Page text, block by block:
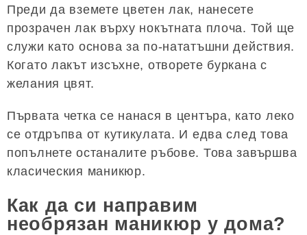
Преди да вземете цветен лак, нанесете
прозрачен лак върху нокътната плоча. Той ще
служи като основа за по-нататъшни действия.
Когато лакът изсъхне, отворете буркана с
желания цвят.
Първата четка се нанася в центъра, като леко
се отдръпва от кутикулата. И едва след това
попълнете останалите ръбове. Това завършва
класическия маникюр.
Как да си направим
необрязан маникюр у дома?